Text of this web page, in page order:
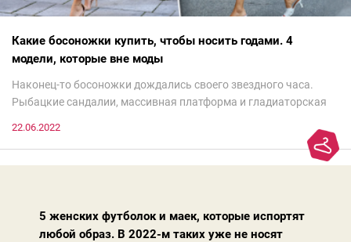
Какие босоножки купить, чтобы носить годами. 4
модели, которые вне моды
Наконец-то босоножки дождались своего звездного часа.
Рыбацкие сандалии, массивная платформа и гладиаторская
модно, совсем не обязательно бежать за ними в магазин.
Достаточно лишь провести ревизию прошлогодних покупок.
22.06.2022
5 женских футболок и маек, которые испортят
любой образ. В 2022-м таких уже не носят